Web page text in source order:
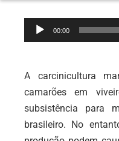
Tocador
de
00:00
A carcinicultura
camarões em
subsistência para
brasileiro. No